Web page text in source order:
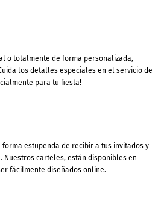
o totalmente de forma personalizada,
los detalles especiales en el servicio de
para tu fiesta!
estupenda de recibir a tus invitados y
carteles, están disponibles en
fácilmente diseñados online.